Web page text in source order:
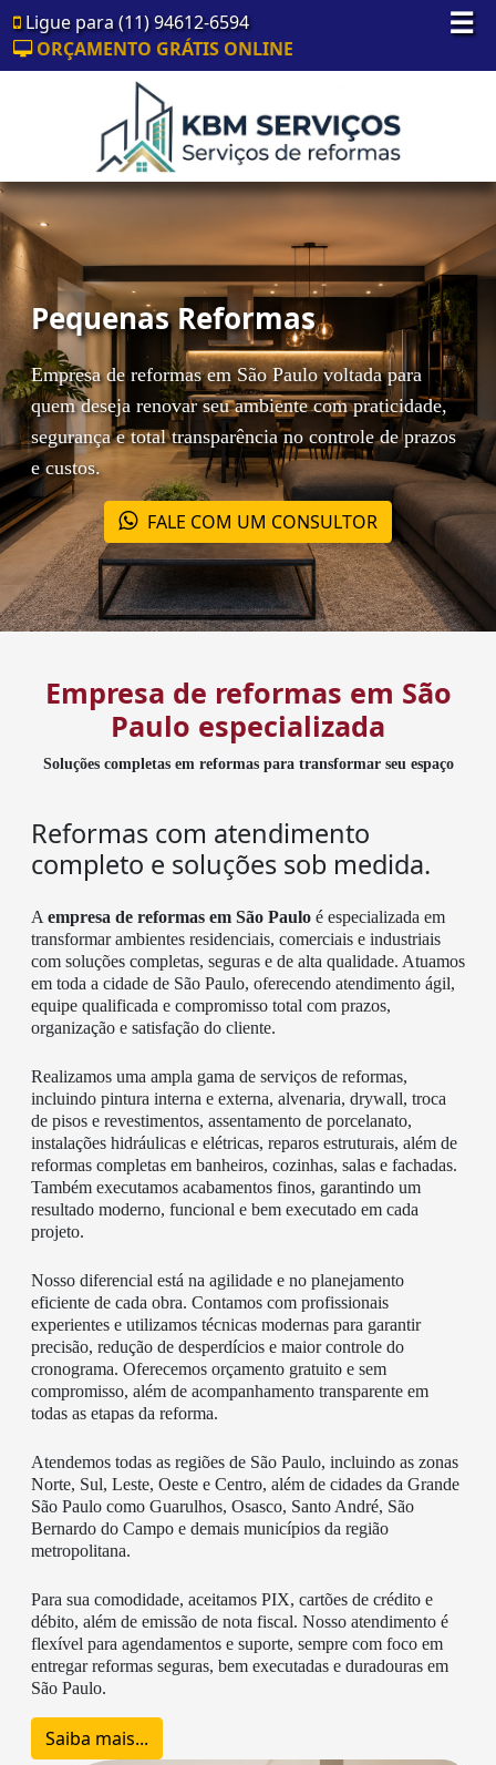
☰
Ligue para (11) 94612-6594
ORÇAMENTO GRÁTIS ONLINE
Pequenas Reformas
Empresa de reformas em São Paulo voltada para
quem deseja renovar seu ambiente com praticidade,
segurança e total transparência no controle de prazos
e custos.
FALE COM UM CONSULTOR
Empresa de reformas em São
Paulo especializada
Soluções completas em reformas para transformar seu espaço
Reformas com atendimento
completo e soluções sob medida.
A empresa de reformas em São Paulo é especializada em
transformar ambientes residenciais, comerciais e industriais
com soluções completas, seguras e de alta qualidade. Atuamos
em toda a cidade de São Paulo, oferecendo atendimento ágil,
equipe qualificada e compromisso total com prazos,
organização e satisfação do cliente.
Realizamos uma ampla gama de serviços de reformas,
incluindo pintura interna e externa, alvenaria, drywall, troca
de pisos e revestimentos, assentamento de porcelanato,
instalações hidráulicas e elétricas, reparos estruturais, além de
reformas completas em banheiros, cozinhas, salas e fachadas.
Também executamos acabamentos finos, garantindo um
resultado moderno, funcional e bem executado em cada
projeto.
Nosso diferencial está na agilidade e no planejamento
eficiente de cada obra. Contamos com profissionais
experientes e utilizamos técnicas modernas para garantir
precisão, redução de desperdícios e maior controle do
cronograma. Oferecemos orçamento gratuito e sem
compromisso, além de acompanhamento transparente em
todas as etapas da reforma.
Atendemos todas as regiões de São Paulo, incluindo as zonas
Norte, Sul, Leste, Oeste e Centro, além de cidades da Grande
São Paulo como Guarulhos, Osasco, Santo André, São
Bernardo do Campo e demais municípios da região
metropolitana.
Para sua comodidade, aceitamos PIX, cartões de crédito e
débito, além de emissão de nota fiscal. Nosso atendimento é
flexível para agendamentos e suporte, sempre com foco em
entregar reformas seguras, bem executadas e duradouras em
São Paulo.
Saiba mais...